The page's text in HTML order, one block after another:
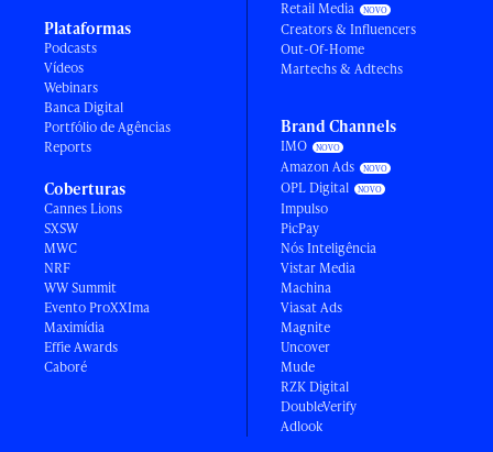
Plataformas
Podcasts
Vídeos
Webinars
Banca Digital
Portfólio de Agências
Reports
Coberturas
Cannes Lions
SXSW
MWC
NRF
WW Summit
Evento ProXXIma
Maximídia
Effie Awards
Caboré
Retail Media
Creators & Influencers
Out-Of-Home
Martechs & Adtechs
Brand Channels
IMO
Amazon Ads
OPL Digital
Impulso
PicPay
Nós Inteligência
Vistar Media
Machina
Viasat Ads
Magnite
Uncover
Mude
RZK Digital
DoubleVerify
Adlook